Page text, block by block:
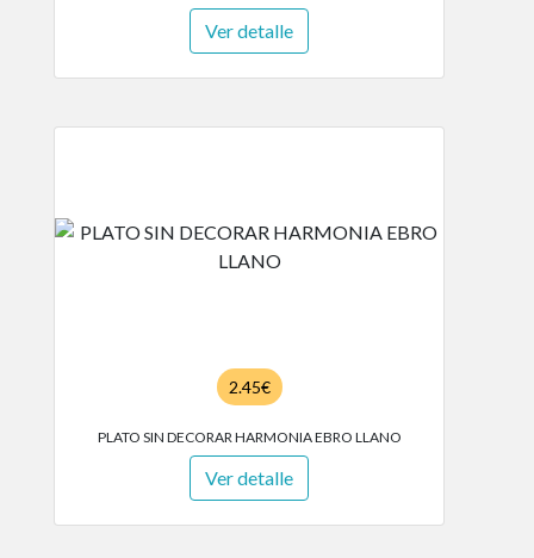
Ver detalle
2.45€
PLATO SIN DECORAR HARMONIA EBRO LLANO
Ver detalle